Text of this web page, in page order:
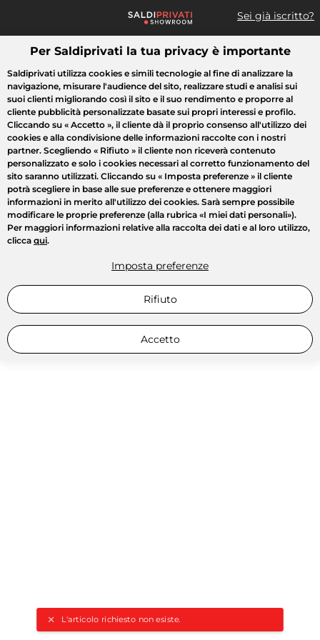
Sei già iscritto?
Cosa cerchi?
L'articolo richiesto non esiste.
Tutte le vendite Moda Casa Bellezza Elettrodomestici
Per Saldiprivati la tua privacy è importante
Saldiprivati utilizza cookies e simili tecnologie al fine di analizzare la
navigazione, misurare l'audience del sito, realizzare studi e analisi sui
suoi clienti migliorando così il sito e il suo rendimento e proporre al
cliente pubblicità personalizzate basate sui propri interessi e profilo.
Cliccando su « Accetto », il cliente dà il proprio consenso all'utilizzo dei
cookies e alla condivisione delle informazioni raccolte con i nostri
partner. Scegliendo « Rifiuto » il cliente non riceverà contenuto
personalizzato e solo i cookies necessari al corretto funzionamento del
sito saranno utilizzati. Cliccando su « Imposta preferenze » il cliente
potrà scegliere in base alle sue preferenze e ottenere maggiori
informazioni in merito all'utilizzo dei cookies. Sarà sempre possibile
modificare le proprie preferenze (alla rubrica «I miei dati personali»).
Per maggiori informazioni relative alla raccolta dei dati e al loro utilizzo,
clicca qui.
Imposta preferenze
Rifiuto
Accetto